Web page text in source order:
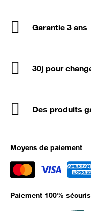
Garantie 3 ans
30j pour
Des produits
Moyens de paiement
Paiement 100%